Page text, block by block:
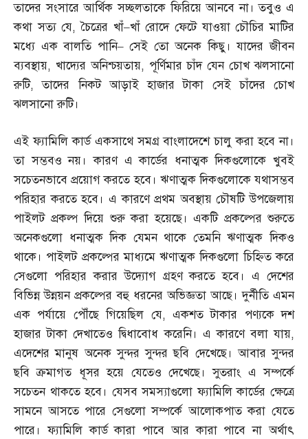
তাদের সংসারে আর্থিক সচ্ছলতাকে ফিরিয়ে আনবে না। তবুও এ
কথা সত্য যে,চৈত্রের খাঁ–খাঁ রোদে ফেটে যাওয়া চৌচির মাটির
মধ্যে এক বালতি পানি–সেই তো অনেক কিছু। যাদের জীবন
ব্যবস্থায়, খাদ্যের অনিশ্চয়তায়, পূর্ণিমার চাঁদ যেন চোখ ঝলসানো
রুটি,তাদের নিকট আড়াই হাজার টাকা সেই চাঁদের চোখ
ঝলসানো রুটি।
এই ফ্যামিলি কার্ড একসাথে সমগ্র বাংলাদেশে চালু করা হবে না।
তা সম্ভবও নয়। কারণ এ কার্ডের ধনাত্মক দিকগুলোকে খুবই
সচেতনভাবে প্রয়োগ করতে হবে। ঋণাত্মক দিকগুলোকে যথাসম্ভব
পরিহার করতে হবে। এ কারণে প্রথম অবস্থায় চৌষটি উপজেলায়
পাইলট প্রকল্প দিয়ে শুরু করা হয়েছে। একটি প্রকল্পের শুরুতে
অনেকগুলো ধনাত্মক দিক যেমন থাকে তেমনি ঋণাত্মক দিকও
থাকে। পাইলট প্রকল্পের মাধ্যমে ঋণাত্মক দিকগুলো চিহ্নিত করে
সেগুলো পরিহার করার উদ্যোগ গ্রহণ করতে হবে। এ দেশের
বিভিন্ন উন্নয়ন প্রকল্পের বহু ধরনের অভিজ্ঞতা আছে। দুর্নীতি এমন
এক পর্যায়ে পৌঁছে গিয়েছিল যে, একশত টাকার পণ্যকে দশ
হাজার টাকা দেখাতেও দ্বিধাবোধ করেনি। এ কারণে বলা যায়,
এদেশের মানুষ অনেক সুন্দর সুন্দর ছবি দেখেছে। আবার সুন্দর
ছবি ক্রমাগত ধূসর হয়ে যেতেও দেখেছে। সুতরাং এ সম্পর্কে
সচেতন থাকতে হবে। যেসব সমস্যাগুলো ফ্যামিলি কার্ডের ক্ষেত্রে
সামনে আসতে পারে সেগুলো সম্পর্কে আলোকপাত করা যেতে
পারে। ফ্যামিলি কার্ড কারা পাবে আর কারা পাবে না অর্থাৎ